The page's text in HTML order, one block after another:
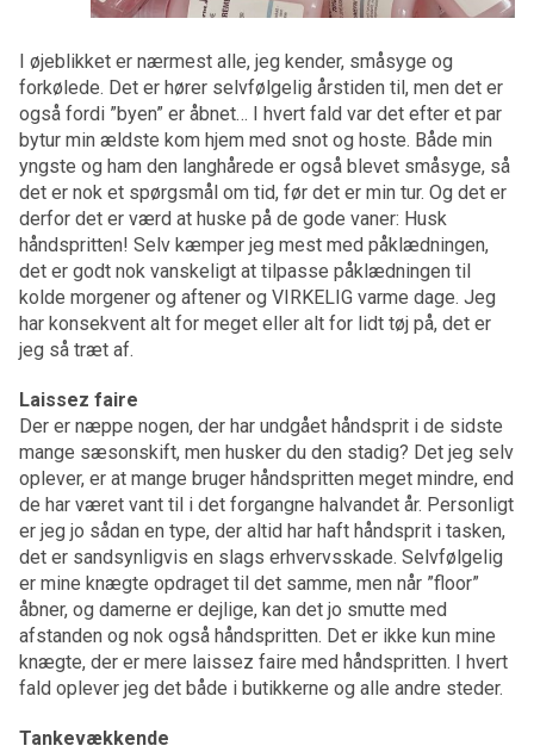
I øjeblikket er nærmest alle, jeg kender, småsyge og
forkølede. Det er hører selvfølgelig årstiden til, men det er
også fordi ”byen” er åbnet… I hvert fald var det efter et par
bytur min ældste kom hjem med snot og hoste. Både min
yngste og ham den langhårede er også blevet småsyge, så
det er nok et spørgsmål om tid, før det er min tur. Og det er
derfor det er værd at huske på de gode vaner: Husk
håndspritten! Selv kæmper jeg mest med påklædningen,
det er godt nok vanskeligt at tilpasse påklædningen til
kolde morgener og aftener og VIRKELIG varme dage. Jeg
har konsekvent alt for meget eller alt for lidt tøj på, det er
jeg så træt af.
Laissez faire
Der er næppe nogen, der har undgået håndsprit i de sidste
mange sæsonskift, men husker du den stadig? Det jeg selv
oplever, er at mange bruger håndspritten meget mindre, end
de har været vant til i det forgangne halvandet år. Personligt
er jeg jo sådan en type, der altid har haft håndsprit i tasken,
det er sandsynligvis en slags erhvervsskade. Selvfølgelig
er mine knægte opdraget til det samme, men når ”floor”
åbner, og damerne er dejlige, kan det jo smutte med
afstanden og nok også håndspritten. Det er ikke kun mine
knægte, der er mere laissez faire med håndspritten. I hvert
fald oplever jeg det både i butikkerne og alle andre steder.
Tankevækkende